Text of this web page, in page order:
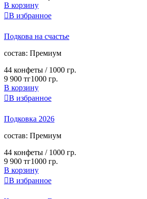
В корзину
В избранное
Подкова на счастье
cостав: Премиум
44 конфеты / 1000 гр.
9 900 тг1000 гр.
В корзину
В избранное
Подковка 2026
cостав: Премиум
44 конфеты / 1000 гр.
9 900 тг1000 гр.
В корзину
В избранное